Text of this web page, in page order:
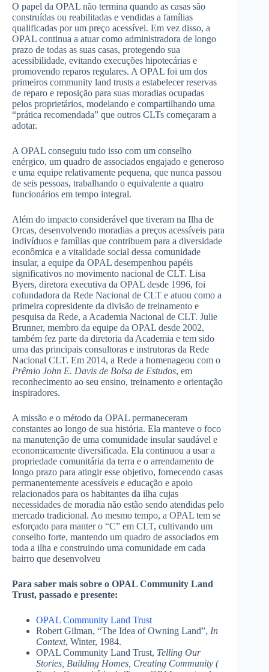
O papel da OPAL não termina quando as casas são
construídas ou reabilitadas e vendidas a famílias
qualificadas por um preço acessível. Em vez disso, a
OPAL continua a atuar como administradora de longo
prazo de todas as suas casas, protegendo sua
acessibilidade, evitando execuções hipotecárias e
promovendo reparos regulares. A OPAL foi um dos
primeiros community land trusts a estabelecer reservas
de reparo e reposição para suas moradias ocupadas
pelos proprietários, modelando e compartilhando uma
“prática recomendada” que outros CLTs começaram a
adotar.
A OPAL conseguiu tudo isso com um conselho
enérgico, um quadro de associados engajado e generoso
e uma equipe relativamente pequena, que nunca passou
de seis pessoas, trabalhando o equivalente a quatro
funcionários em tempo integral.
Além do impacto considerável que tiveram na Ilha de
Orcas, desenvolvendo moradias a preços acessíveis para
indivíduos e famílias que contribuem para a diversidade
econômica e a vitalidade social dessa comunidade
insular, a equipe da OPAL desempenhou papéis
significativos no movimento nacional de CLT. Lisa
Byers, diretora executiva da OPAL desde 1996, foi
cofundadora da Rede Nacional de CLT e atuou como a
primeira copresidente da divisão de treinamento e
pesquisa da Rede, a Academia Nacional de CLT. Julie
Brunner, membro da equipe da OPAL desde 2002,
também fez parte da diretoria da Academia e tem sido
uma das principais consultoras e instrutoras da Rede
Nacional CLT. Em 2014, a Rede a homenageou com o
Prêmio John E. Davis de Bolsa de Estudos, em
reconhecimento ao seu ensino, treinamento e orientação
inspiradores.
A missão e o método da OPAL permaneceram
constantes ao longo de sua história. Ela manteve o foco
na manutenção de uma comunidade insular saudável e
economicamente diversificada. Ela continuou a usar a
propriedade comunitária da terra e o arrendamento de
longo prazo para atingir esse objetivo, fornecendo casas
permanentemente acessíveis e educação e apoio
relacionados para os habitantes da ilha cujas
necessidades de moradia não estão sendo atendidas pelo
mercado tradicional. Ao mesmo tempo, a OPAL tem se
esforçado para manter o “C” em CLT, cultivando um
conselho forte, mantendo um quadro de associados em
toda a ilha e construindo uma comunidade em cada
bairro que desenvolveu
Para saber mais sobre o OPAL Community Land
Trust, passado e presente:
OPAL Community Land Trust
Robert Gilman, “The Idea of Owning Land”, In
Context, Winter, 1984.
OPAL Community Land Trust, Telling Our
Stories, Building Homes, Creating Community (